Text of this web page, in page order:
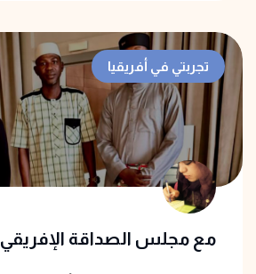
تجربتي في أفريقيا
مع مجلس الصداقة الإفريقي